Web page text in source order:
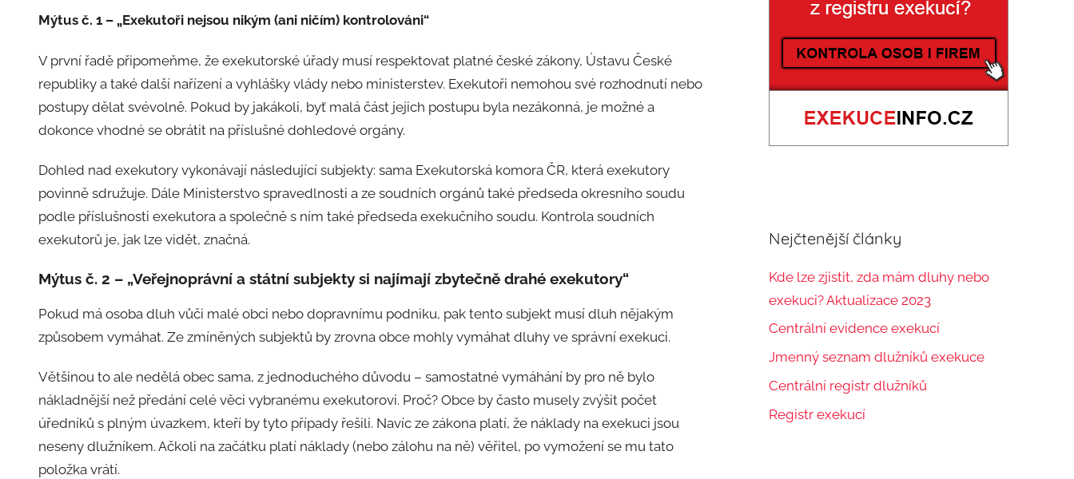
a
m
i
n
Mýtus č. 1 – „Exekutoři nejsou nikým (ani ničím) kontrolováni“
V první řadě připomeňme, že exekutorské úřady musí respektovat platné české zákony, Ústavu České
republiky a také další nařízení a vyhlášky vlády nebo ministerstev. Exekutoři nemohou své rozhodnutí nebo
postupy dělat svévolně. Pokud by jakákoli, byť malá část jejich postupu byla nezákonná, je možné a
dokonce vhodné se obrátit na příslušné dohledové orgány.
Dohled nad exekutory vykonávají následující subjekty: sama Exekutorská komora ČR, která exekutory
povinně sdružuje. Dále Ministerstvo spravedlnosti a ze soudních orgánů také předseda okresního soudu
podle příslušnosti exekutora a společně s ním také předseda exekučního soudu. Kontrola soudních
exekutorů je, jak lze vidět, značná.
Mýtus č. 2 – „Veřejnoprávní a státní subjekty si najímají zbytečně drahé exekutory“
Pokud má osoba dluh vůči malé obci nebo dopravnímu podniku, pak tento subjekt musí dluh nějakým
způsobem vymáhat. Ze zmíněných subjektů by zrovna obce mohly vymáhat dluhy ve správní exekuci.
Většinou to ale nedělá obec sama, z jednoduchého důvodu – samostatné vymáhání by pro ně bylo
nákladnější než předání celé věci vybranému exekutorovi. Proč? Obce by často musely zvýšit počet
úředníků s plným úvazkem, kteří by tyto případy řešili. Navíc ze zákona platí, že náklady na exekuci jsou
neseny dlužníkem. Ačkoli na začátku platí náklady (nebo zálohu na ně) věřitel, po vymožení se mu tato
položka vrátí.
Nejčtenější články
Kde lze zjistit, zda mám dluhy nebo
exekuci? Aktualizace 2023
Centrální evidence exekucí
Jmenný seznam dlužníků exekuce
Centrální registr dlužníků
Registr exekucí